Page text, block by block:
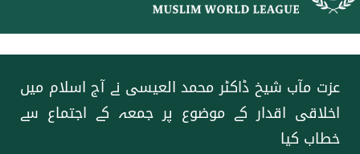
‎عزت مآب شیخ ڈاکٹر محمد العیسی نے آج اسلام میں
اخلاقی اقدار کے موضوع پر جمعہ کے اجتماع سے
خطاب کیا